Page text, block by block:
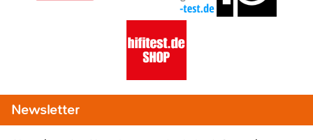
Newsletter